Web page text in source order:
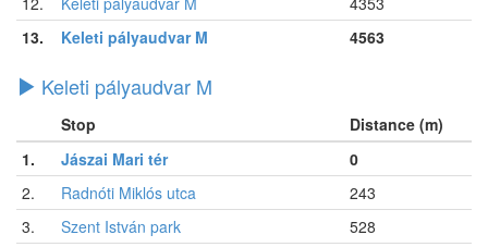
13.
Keleti pályaudvar M 4563
Keleti pályaudvar M
Stop
Distance (m)
1.
Jászai Mari tér
0
2.
Radnóti Miklós utca
243
3.
Szent István park
528